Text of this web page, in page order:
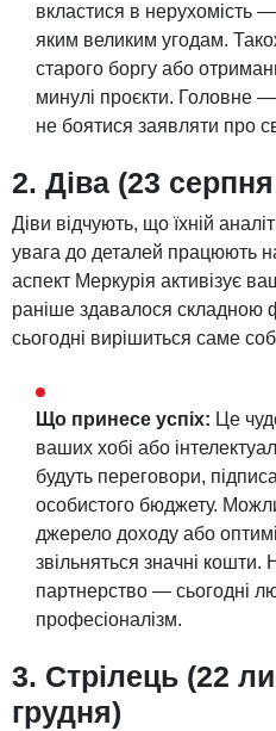
вкластися в нерухомість
яким великим угодам.
старого боргу або
минулі проєкти. Головне —
не боятися заявляти про
2. Діва (23
Діви відчують, що їхній
увага до деталей працюють
аспект Меркурія активізує
раніше здавалося складною
сьогодні вирішиться саме
Що принесе успіх: Це
ваших хобі або
будуть переговори,
особистого бюджету.
джерело доходу або
звільняться значні
партнерство — сьогодні
професіоналізм.
3. Стрілець (22
грудня)